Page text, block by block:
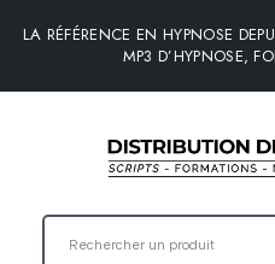
LA RÉFÉRENCE EN HYPNOSE
MP3 D’HYPNOSE,